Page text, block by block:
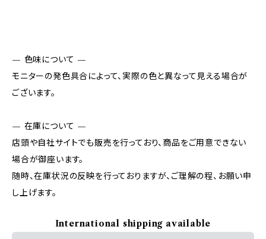
— 色味について —
モニターの発色具合によって、実際の色と異なって見える場合が
ございます。
— 在庫について —
店頭や自社サイトでも販売を行っており、商品をご用意できない
場合が御座います。
随時、在庫状況の反映を行っておりますが、ご理解の程、お願い申
し上げます。
International shipping available